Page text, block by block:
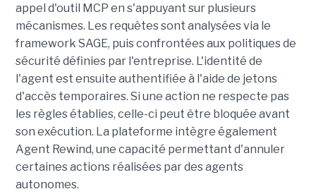
appel d'outil MCP en s'appuyant sur plusieurs
mécanismes. Les requêtes sont analysées via le
framework SAGE, puis confrontées aux politiques de
sécurité définies par l'entreprise. L'identité de
l'agent est ensuite authentifiée à l'aide de jetons
d'accès temporaires. Si une action ne respecte pas
les règles établies, celle-ci peut être bloquée avant
son exécution. La plateforme intègre également
Agent Rewind, une capacité permettant d'annuler
certaines actions réalisées par des agents
autonomes.